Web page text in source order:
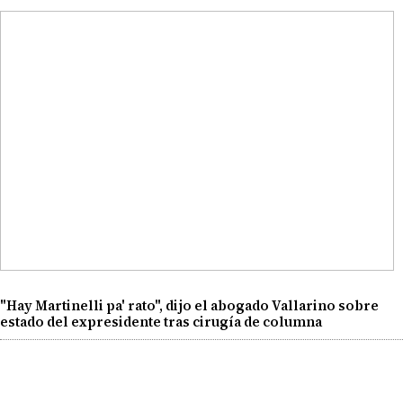
"Hay Martinelli pa' rato", dijo el abogado Vallarino sobre
estado del expresidente tras cirugía de columna